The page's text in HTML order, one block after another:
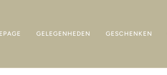
GELEGENHEDEN GESCHENKEN